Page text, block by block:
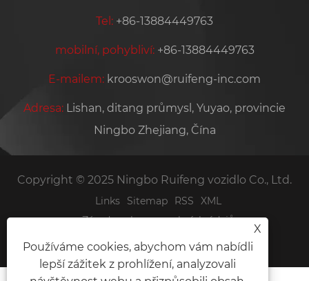
Tel: +86-13884449763
mobilní, pohybliví: +86-13884449763
E-mailem: krooswon@ruifeng-inc.com
Adresa: Lishan, ditang průmysl, Yuyao, provincie
Ningbo Zhejiang, Čína
Copyright © 2025 Ningbo Ruifeng vozidlo Co., Ltd.
Links Sitemap RSS
XML
Zásady ochrany osobních údajů
X
Používáme cookies, abychom vám nabídli
lepší zážitek z prohlížení, analyzovali